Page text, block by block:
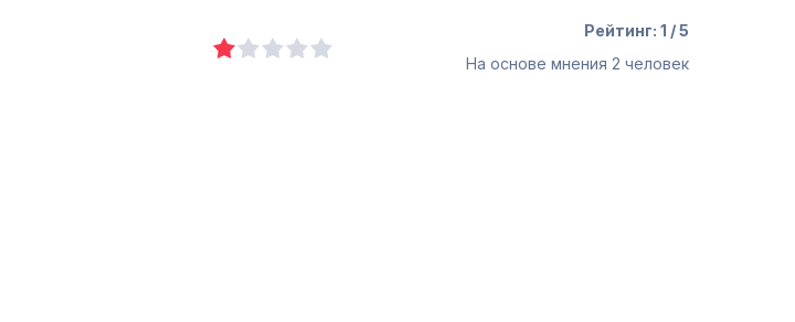
Рейтинг: 1 / 5
На основе мнения 2 человек